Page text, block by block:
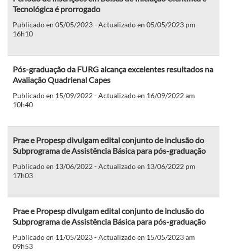
Tecnológica é prorrogado
Publicado en 05/05/2023 - Actualizado en 05/05/2023 pm
16h10
Pós-graduação da FURG alcança excelentes resultados na
Avaliação Quadrienal Capes
Publicado en 15/09/2022 - Actualizado en 16/09/2022 am
10h40
Prae e Propesp divulgam edital conjunto de inclusão do
Subprograma de Assistência Básica para pós-graduação
Publicado en 13/06/2022 - Actualizado en 13/06/2022 pm
17h03
Prae e Propesp divulgam edital conjunto de inclusão do
Subprograma de Assistência Básica para pós-graduação
Publicado en 11/05/2023 - Actualizado en 15/05/2023 am
09h53